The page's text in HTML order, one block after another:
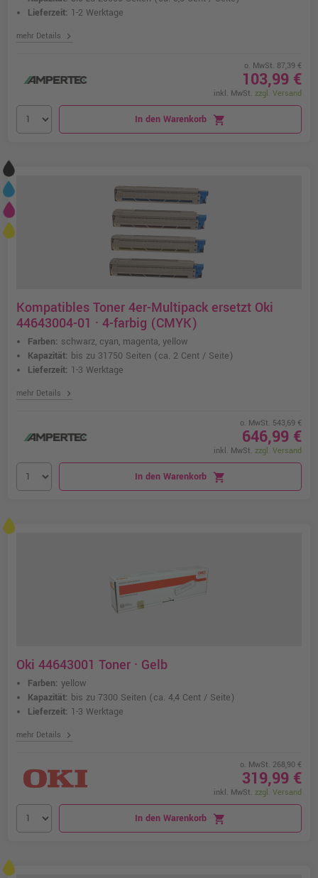
Lieferzeit: 1-2 Werktage
mehr Details chevron_right
o. MwSt. 87,39 €
103,99 €
inkl. MwSt. zzgl. Versand
In den Warenkorb shopping_cart
Kompatibles Toner 4er-Multipack ersetzt Oki
44643004-01 · 4-farbig (CMYK)
Farben: schwarz, cyan, magenta, yellow
Kapazität: bis zu 31750 Seiten (ca. 2 Cent / Seite)
Lieferzeit: 1-3 Werktage
mehr Details chevron_right
o. MwSt. 543,69 €
646,99 €
inkl. MwSt. zzgl. Versand
In den Warenkorb shopping_cart
Oki 44643001 Toner · Gelb
Farben: yellow
Kapazität: bis zu 7300 Seiten (ca. 4,4 Cent / Seite)
Lieferzeit: 1-3 Werktage
mehr Details chevron_right
o. MwSt. 268,90 €
319,99 €
inkl. MwSt. zzgl. Versand
In den Warenkorb shopping_cart